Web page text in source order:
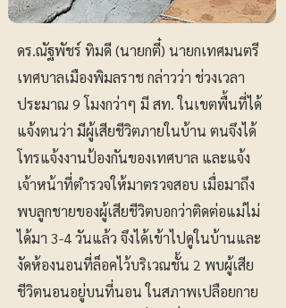
ดร.ณัฐพัชร์ ทิมดี (นายกตี๋) นายกเทศมนตรี
เทศบาลเมืองพิมลราช กล่าวว่า ช่วงเวลา
ประมาณ 9 โมงกว่าๆ มี สท. ในเขตพื้นที่ได้
แจ้งตนว่า มีผู้เสียชีวิตภายในบ้าน ตนจึงได้
โทรแจ้งงานป้องกันของเทศบาล และแจ้ง
เจ้าหน้าที่ตำรวจให้มาตรวจสอบ เมื่อมาถึง
พบลูกชายของผู้เสียชีวิตบอกว่าติดต่อแม่ไม่
ได้มา 3-4 วันแล้ว จึงได้เข้าไปดูในบ้านและ
งัดห้องนอนที่ล็อคไว้บริเวณชั้น 2 พบผู้เสีย
ชีวิตนอนอยู่บนที่นอน ในสภาพเปลือยกาย